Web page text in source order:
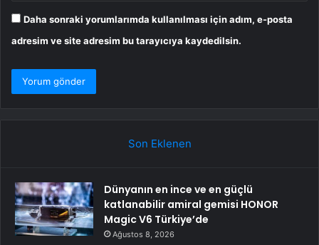
Daha sonraki yorumlarımda kullanılması için adım, e-posta
adresim ve site adresim bu tarayıcıya kaydedilsin.
Son Eklenen
Dünyanın en ince ve en güçlü
katlanabilir amiral gemisi HONOR
Magic V6 Türkiye’de
Ağustos 8, 2026